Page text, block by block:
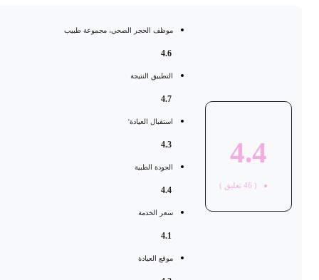
4.4
46 تعليق )
موظف الحجر الصحي، مجموعة طبيب
التطبيق النتيجة
استقبال العيادة'
الجودة الطبية
سعر الخدمة
موقع العيادة